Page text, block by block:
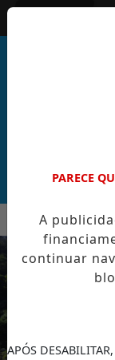
DE CABO VERDE
EM ALTA
PARECE
A
continuar
APÓS